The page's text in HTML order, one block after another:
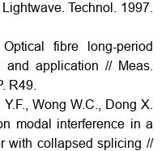
Technol. 1997.
fibre long-period
and application // Meas.
R49.
Wong W.C., Dong X.
modal interference in a
with collapsed splicing //